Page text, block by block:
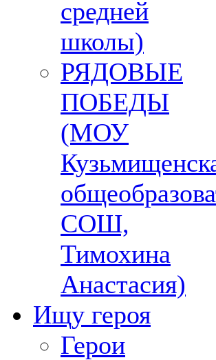
средней
школы)
РЯДОВЫЕ
ПОБЕДЫ
(МОУ
СОШ,
Тимохина
Анастасия)
Ищу героя
Герои